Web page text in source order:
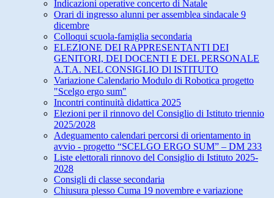
Indicazioni operative concerto di Natale
Orari di ingresso alunni per assemblea sindacale 9
dicembre
Colloqui scuola-famiglia secondaria
ELEZIONE DEI RAPPRESENTANTI DEI
GENITORI, DEI DOCENTI E DEL PERSONALE
A.T.A. NEL CONSIGLIO Dl ISTITUTO
Variazione Calendario Modulo di Robotica progetto
"Scelgo ergo sum"
Incontri continuità didattica 2025
Elezioni per il rinnovo del Consiglio di Istituto triennio
2025/2028
Adeguamento calendari percorsi di orientamento in
avvio - progetto “SCELGO ERGO SUM” – DM 233
Liste elettorali rinnovo del Consiglio di Istituto 2025-
2028
Consigli di classe secondaria
Chiusura plesso Cuma 19 novembre e variazione